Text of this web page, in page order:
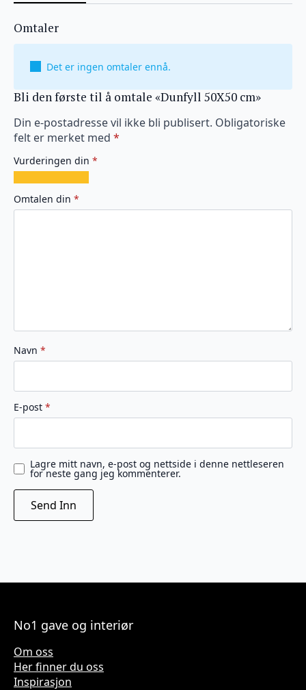
Omtaler
Det er ingen omtaler ennå.
Bli den første til å omtale «Dunfyll 50X50 cm»
Din e-postadresse vil ikke bli publisert. Obligatoriske
felt er merket med *
Vurderingen din *
av
5
av
5
av
5
av
5
av
5
Omtalen din *
Navn *
E-post *
Lagre mitt navn, e-post og nettside i denne nettleseren
for neste gang jeg kommenterer.
No1 gave og interiør
Om oss
Her finner du oss
Inspirasjon